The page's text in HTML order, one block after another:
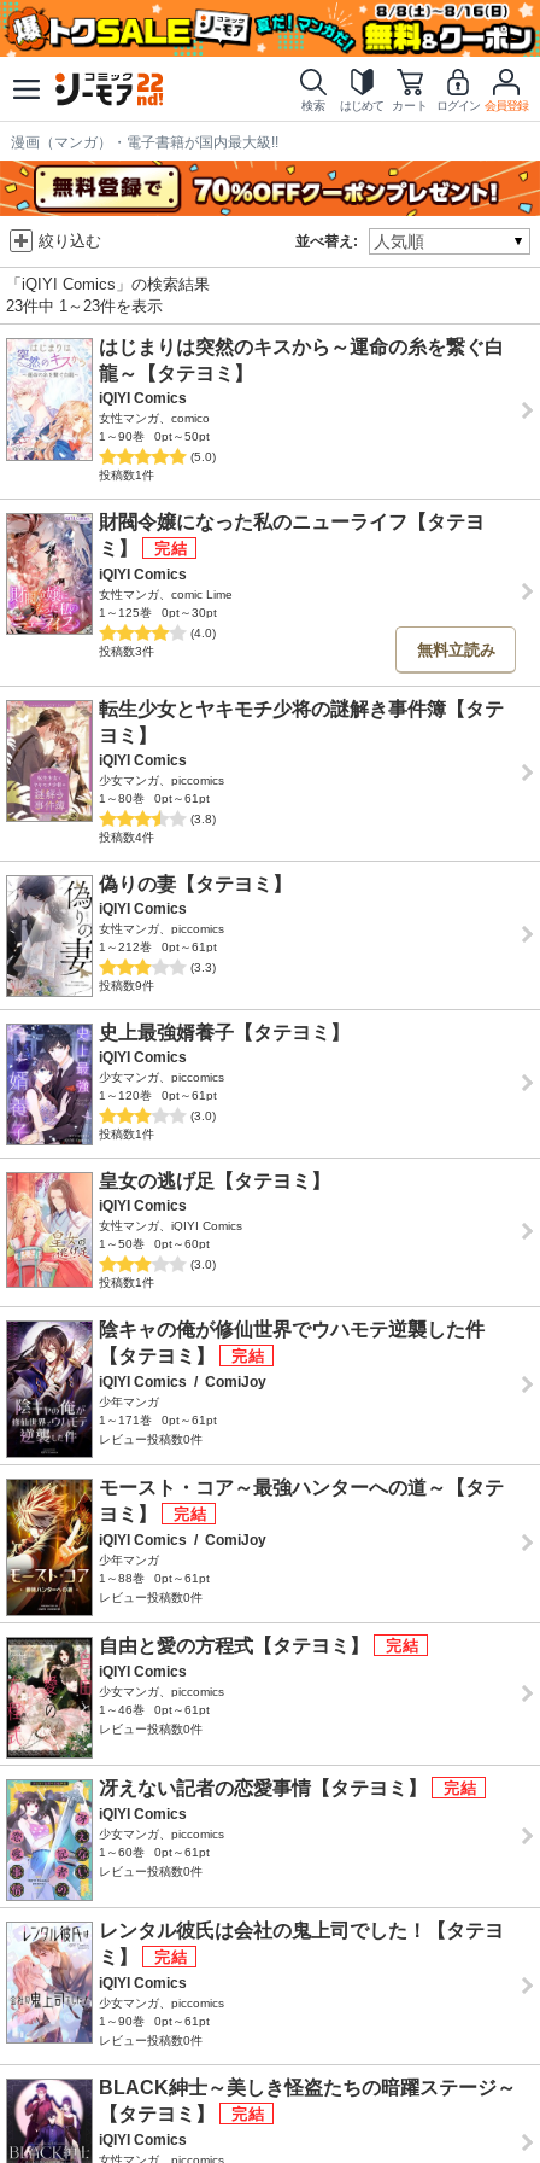
検索 はじめて カート ログイン 会員登録
漫画（マンガ）・電子書籍が国内最大級!!
並べ替え:
絞り込む
「iQIYI Comics」の検索結果
23件中 1～23件を表示
はじまりは突然のキスから～運命の糸を繋ぐ白
龍～【タテヨミ】
iQIYI Comics
女性マンガ、comico
1～90巻
0pt～50pt
(5.0)
投稿数1件
財閥令嬢になった私のニューライフ【タテヨ
ミ】
iQIYI Comics
女性マンガ、comic Lime
1～125巻
0pt～30pt
(4.0)
投稿数3件
無料立読み
転生少女とヤキモチ少将の謎解き事件簿【タテ
ヨミ】
iQIYI Comics
少女マンガ、piccomics
1～80巻
0pt～61pt
(3.8)
投稿数4件
偽りの妻【タテヨミ】
iQIYI Comics
女性マンガ、piccomics
1～212巻
0pt～61pt
(3.3)
投稿数9件
史上最強婿養子【タテヨミ】
iQIYI Comics
少女マンガ、piccomics
1～120巻
0pt～61pt
(3.0)
投稿数1件
皇女の逃げ足【タテヨミ】
iQIYI Comics
女性マンガ、iQIYI Comics
1～50巻
0pt～60pt
(3.0)
投稿数1件
陰キャの俺が修仙世界でウハモテ逆襲した件
【タテヨミ】
iQIYI Comics / ComiJoy
少年マンガ
1～171巻
0pt～61pt
レビュー投稿数0件
モースト・コア～最強ハンターへの道～【タテ
ヨミ】
iQIYI Comics / ComiJoy
少年マンガ
1～88巻
0pt～61pt
レビュー投稿数0件
自由と愛の方程式【タテヨミ】
iQIYI Comics
少女マンガ、piccomics
1～46巻
0pt～61pt
レビュー投稿数0件
冴えない記者の恋愛事情【タテヨミ】
iQIYI Comics
少女マンガ、piccomics
1～60巻
0pt～61pt
レビュー投稿数0件
レンタル彼氏は会社の鬼上司でした！【タテヨ
ミ】
iQIYI Comics
少女マンガ、piccomics
1～90巻
0pt～61pt
レビュー投稿数0件
BLACK紳士～美しき怪盗たちの暗躍ステージ～
【タテヨミ】
iQIYI Comics
女性マンガ、piccomics